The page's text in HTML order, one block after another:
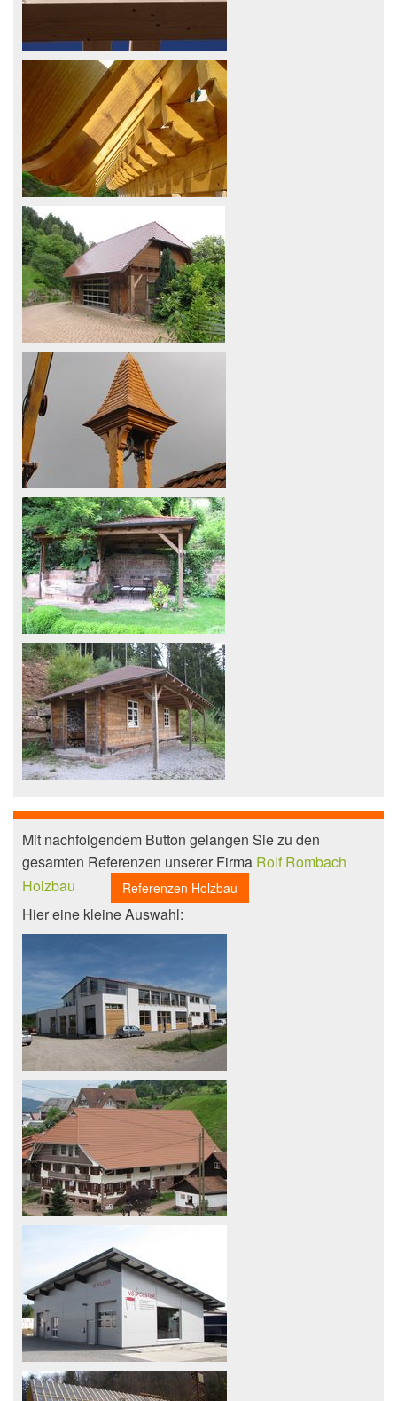
Mit nachfolgendem Button gelangen Sie zu den
gesamten Referenzen unserer Firma Rolf Rombach
Holzbau
Referenzen Holzbau
Hier eine kleine Auswahl: